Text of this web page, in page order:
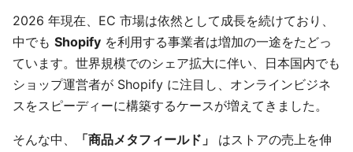
2026 年現在、EC 市場は依然として成長を続けており、
中でも Shopify を利用する事業者は増加の一途をたどっ
ています。世界規模でのシェア拡大に伴い、日本国内でも
ショップ運営者が Shopify に注目し、オンラインビジネ
スをスピーディーに構築するケースが増えてきました。
そんな中、 「商品メタフィールド」
はストアの売上を伸